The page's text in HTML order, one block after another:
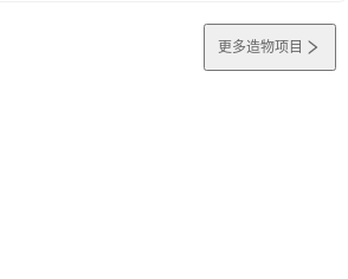
更多造物项目